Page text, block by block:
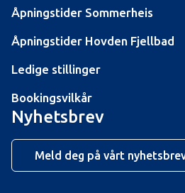
Åpningstider Sommerheis
Åpningstider Hovden Fjellbad
Ledige stillinger
Bookingsvilkår
Nyhetsbrev
Meld deg på vårt